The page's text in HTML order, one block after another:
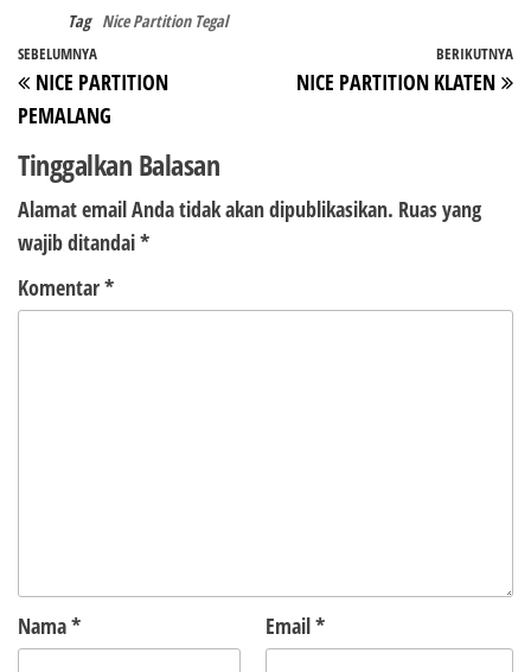
Tag Nice Partition Tegal
Navigasi
pos
Pos
Sebelumnya
SEBELUMNYA
NICE PARTITION
PEMALANG
BERIKUTNYA
NICE PARTITION KLATEN
Tinggalkan Balasan
Alamat email Anda tidak akan dipublikasikan. Ruas yang
wajib ditandai*
Komentar*
Nama* Email*